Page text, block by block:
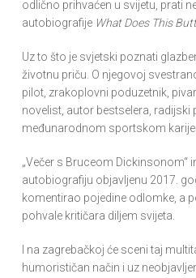
odlično prihvaćen u svijetu, prati
autobiografije What Does This
Uz to što je svjetski poznati
životnu priču. O njegovoj
pilot, zrakoplovni poduzetnik,
novelist, autor bestselera, radijski
međunarodnom sportskom
„Večer s Bruceom Dickinsonom“
autobiografiju objavljenu 2017.
komentirao pojedine odlomke, a
pohvale kritičara diljem svijeta.
I na zagrebačkoj će sceni taj
humorističan način i uz